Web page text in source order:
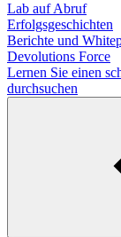
Lab auf Abruf
Erfolgsgeschichten
Berichte und
Devolutions Force
Lernen Sie einen
durchsuchen